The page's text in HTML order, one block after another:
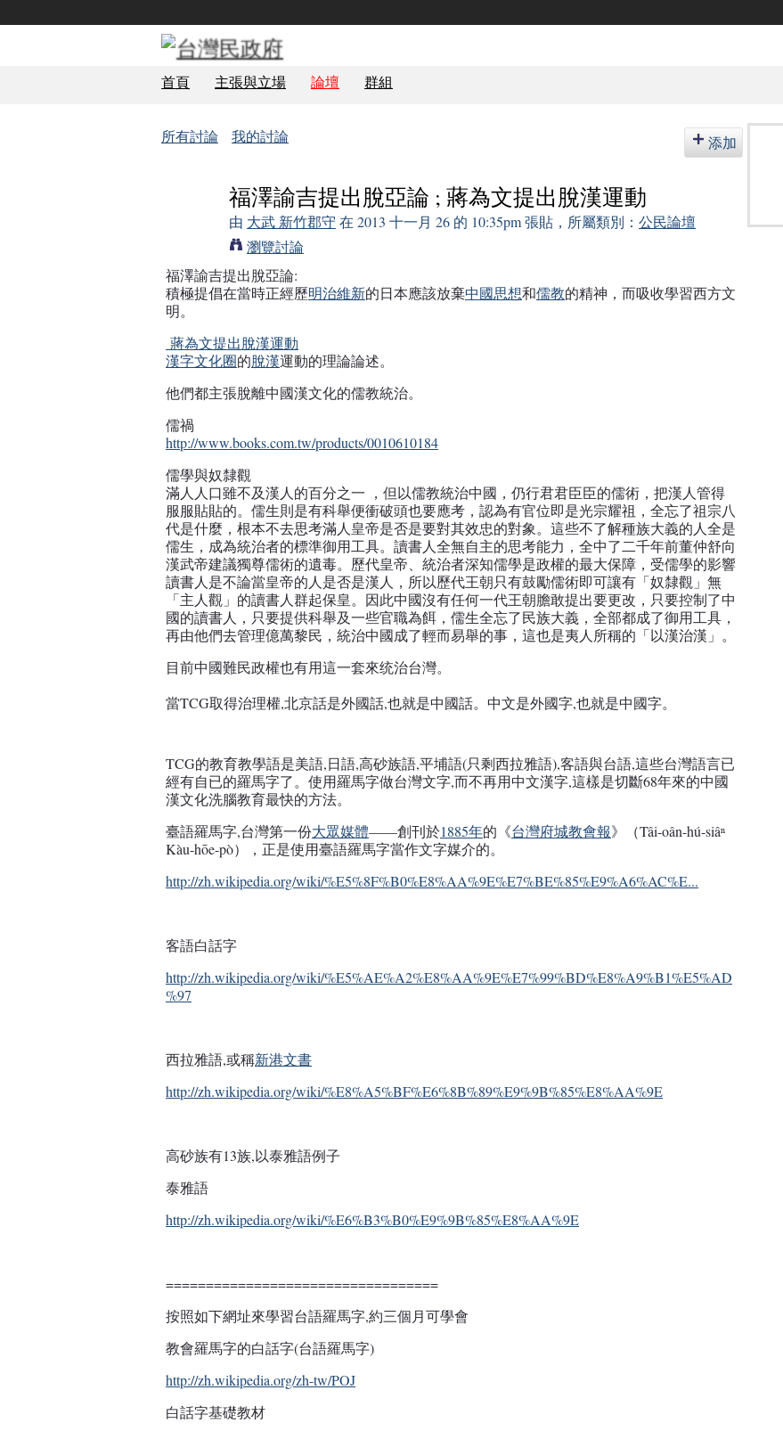
首頁 主張與立場 論壇 群組
所有討論 我的討論 添加
福澤諭吉提出脫亞論 ; 蔣為文提出脫漢運動
由 大武 新竹郡守 在 2013 十一月 26 的 10:35pm 張貼，所屬類別： 公民論壇
瀏覽討論
福澤諭吉提出脫亞論:
積極提倡在當時正經歷明治維新的日本應該放棄中國思想和儒教的精神，而吸收學習西方文
明。
蔣為文提出脫漢運動
漢字文化圈的脫漢運動的理論論述。
他們都主張脫離中國漢文化的儒教統治。
儒禍
http://www.books.com.tw/products/0010610184
儒學與奴隸觀
滿人人口雖不及漢人的百分之一 ，但以儒教統治中國，仍行君君臣臣的儒術，把漢人管得
服服貼貼的。儒生則是有科舉便衝破頭也要應考，認為有官位即是光宗耀祖，全忘了祖宗八
代是什麼，根本不去思考滿人皇帝是否是要對其效忠的對象。這些不了解種族大義的人全是
儒生，成為統治者的標準御用工具。讀書人全無自主的思考能力，全中了二千年前董仲舒向
漢武帝建議獨尊儒術的遺毒。歷代皇帝、統治者深知儒學是政權的最大保障，受儒學的影響
讀書人是不論當皇帝的人是否是漢人，所以歷代王朝只有鼓勵儒術即可讓有「奴隸觀」無
「主人觀」的讀書人群起保皇。因此中國沒有任何一代王朝膽敢提出要更改，只要控制了中
國的讀書人，只要提供科舉及一些官職為餌，儒生全忘了民族大義，全部都成了御用工具，
再由他們去管理億萬黎民，統治中國成了輕而易舉的事，這也是夷人所稱的「以漢治漢」。
目前中國難民政權也有用這一套來统治台灣。
當TCG取得治理權,北京話是外國話,也就是中國話。中文是外國字,也就是中國字。
TCG的教育教學語是美語,日語,高砂族語,平埔語(只剩西拉雅語),客語與台語,這些台灣語言已
經有自已的羅馬字了。使用羅馬字做台灣文字,而不再用中文漢字,這樣是切斷68年來的中國
漢文化洗腦教育最快的方法。
臺語羅馬字,台灣第一份大眾媒體——創刊於1885年的《台灣府城教會報》（Tâi-oân-hú-siâⁿ
Kàu-hōe-pò），正是使用臺語羅馬字當作文字媒介的。
http://zh.wikipedia.org/wiki/%E5%8F%B0%E8%AA%9E%E7%BE%85%E9%A6%AC%E...
客語白話字
http://zh.wikipedia.org/wiki/%E5%AE%A2%E8%AA%9E%E7%99%BD%E8%A9%B1%E5%AD
%97
西拉雅語,或稱新港文書
http://zh.wikipedia.org/wiki/%E8%A5%BF%E6%8B%89%E9%9B%85%E8%AA%9E
高砂族有13族,以泰雅語例子
泰雅語
http://zh.wikipedia.org/wiki/%E6%B3%B0%E9%9B%85%E8%AA%9E
==================================
按照如下網址來學習台語羅馬字,約三個月可學會
教會羅馬字的白話字(台語羅馬字)
http://zh.wikipedia.org/zh-tw/POJ
白話字基礎教材